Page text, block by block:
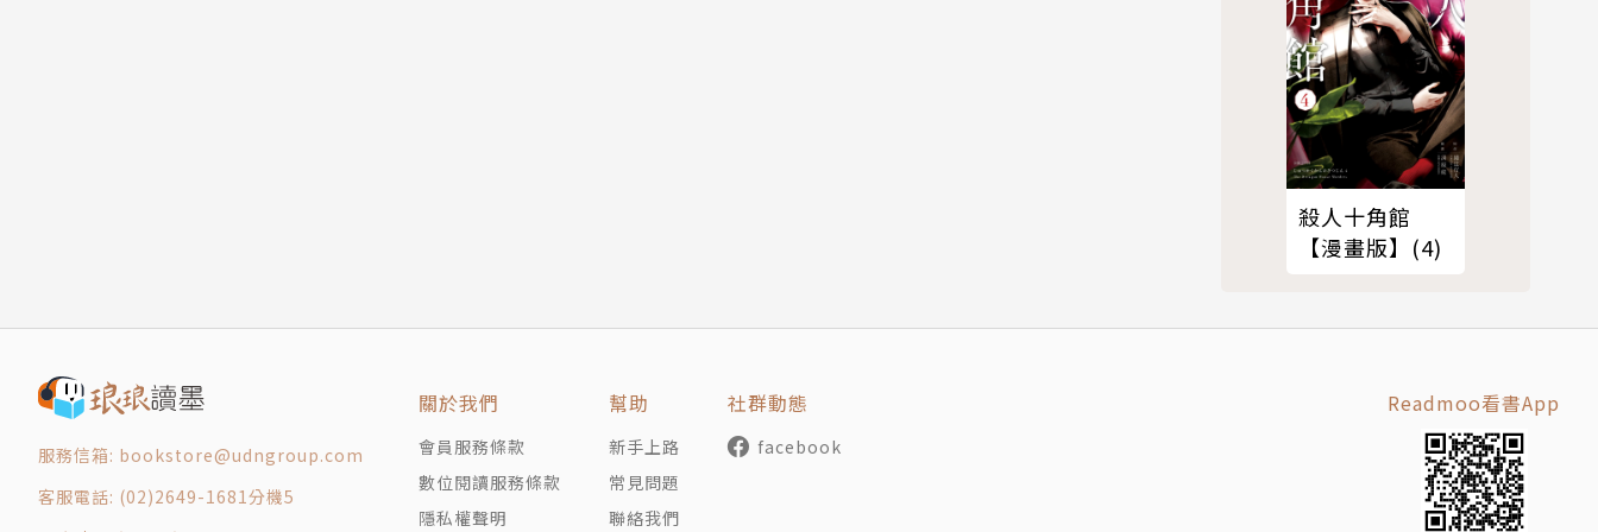
殺人十角館
【漫畫版】(4)
服務信箱: bookstore@udngroup.com
客服電話: (02)2649-1681分機5
關於我們
會員服務條款
數位閱讀服務條款
隱私權聲明
幫助
新手上路
常見問題
聯絡我們
社群動態
facebook
Readmoo看書App